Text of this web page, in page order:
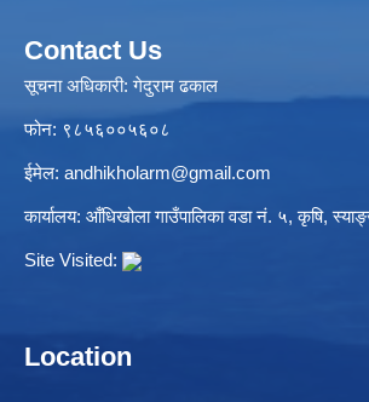
Contact Us
सूचना अधिकारी: गेदुराम ढकाल
फोन: ९८५६००५६०८
ईमेल: andhikholarm@gmail.com
कार्यालय: आँधिखोला गाउँपालिका वडा नं. ५, कृषि,
Site Visited:
Location